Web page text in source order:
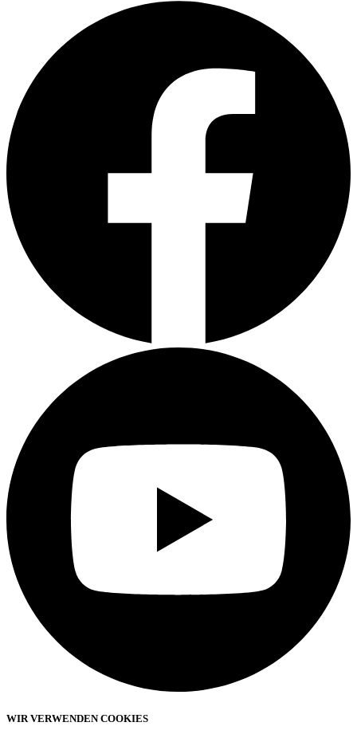
WIR VERWENDEN COOKIES